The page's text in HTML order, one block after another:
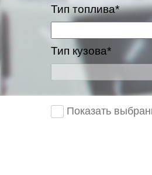
Тип топлива*
Тип кузова*
Показать